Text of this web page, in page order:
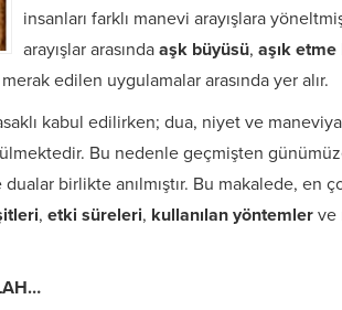
insanları farklı manevi arayışlara
arayışlar arasında aşk büyüsü, aşık
edilen uygulamalar arasında yer alır.
kabul edilirken; dua, niyet ve
Bu nedenle geçmişten
birlikte anılmıştır. Bu makalede, en
, etki süreleri, kullanılan yöntemler ve